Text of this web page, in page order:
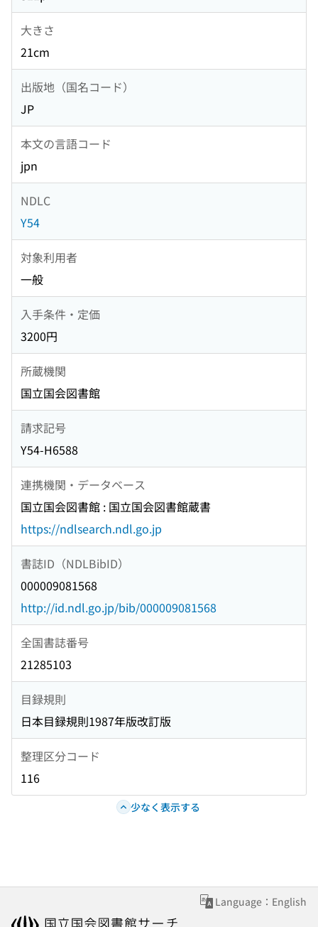
大きさ
21cm
出版地（国名コード）
JP
本文の言語コード
jpn
NDLC
Y54
対象利用者
一般
入手条件・定価
3200円
所蔵機関
国立国会図書館
請求記号
Y54-H6588
連携機関・データベース
国立国会図書館 : 国立国会図書館蔵書
https://ndlsearch.ndl.go.jp
書誌ID（NDLBibID）
000009081568
http://id.ndl.go.jp/bib/000009081568
全国書誌番号
21285103
目録規則
日本目録規則1987年版改訂版
整理区分コード
116
少なく表示する
Language：English